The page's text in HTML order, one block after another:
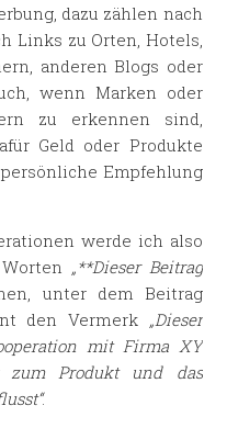
dazu zählen nach
Links zu Orten, Hotels,
anderen Blogs oder
wenn Marken oder
zu erkennen sind,
Geld oder Produkte
Empfehlung
werde ich also
„**Dieser Beitrag
unter dem Beitrag
den Vermerk „Dieser
mit Firma XY
zum Produkt und das
.